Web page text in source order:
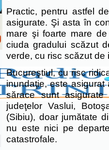
Practic, pentru astfel
asigurate. Şi asta în
mare şi foarte mare
ciuda gradului scăzut
verde, cu risc scăzut de
Bucureştiul, cu risc
inundaţie, este asigurat
sărace sunt
judeţelor Vaslui,
(Sibiu), doar jumătate
nu este nici pe
catastrofale.